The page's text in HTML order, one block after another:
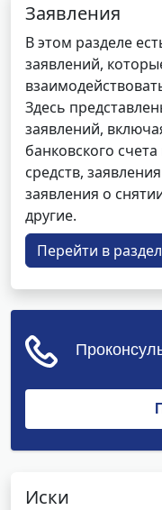
Заявления
В этом разделе
заявлений,
Здесь
заявлений,
банковского
средств,
заявления о
другие.
Перейти в раздел
Иски